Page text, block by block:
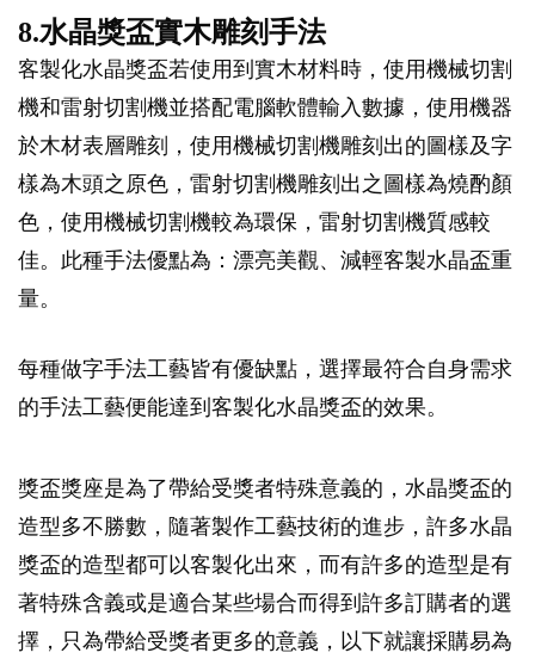
8.水晶獎盃實木雕刻手法
客製化水晶獎盃若使用到實木材料時，使用機械切割
機和雷射切割機並搭配電腦軟體輸入數據，使用機器
於木材表層雕刻，使用機械切割機雕刻出的圖樣及字
樣為木頭之原色，雷射切割機雕刻出之圖樣為燒酌顏
色，使用機械切割機較為環保，雷射切割機質感較
佳。此種手法優點為：漂亮美觀、減輕客製水晶盃重
量。
每種做字手法工藝皆有優缺點，選擇最符合自身需求
的手法工藝便能達到客製化水晶獎盃的效果。
獎盃獎座是為了帶給受獎者特殊意義的，水晶獎盃的
造型多不勝數，隨著製作工藝技術的進步，許多水晶
獎盃的造型都可以客製化出來，而有許多的造型是有
著特殊含義或是適合某些場合而得到許多訂購者的選
擇，只為帶給受獎者更多的意義，以下就讓採購易為